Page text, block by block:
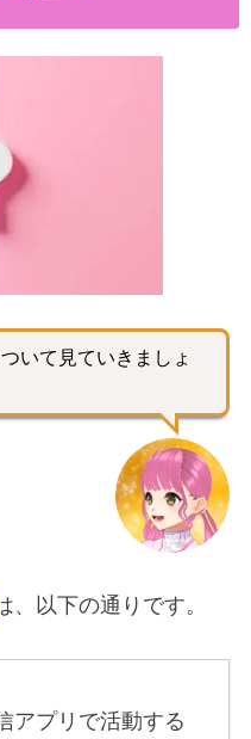
いて見ていきましょ
、以下の通りです。
アプリで活動する